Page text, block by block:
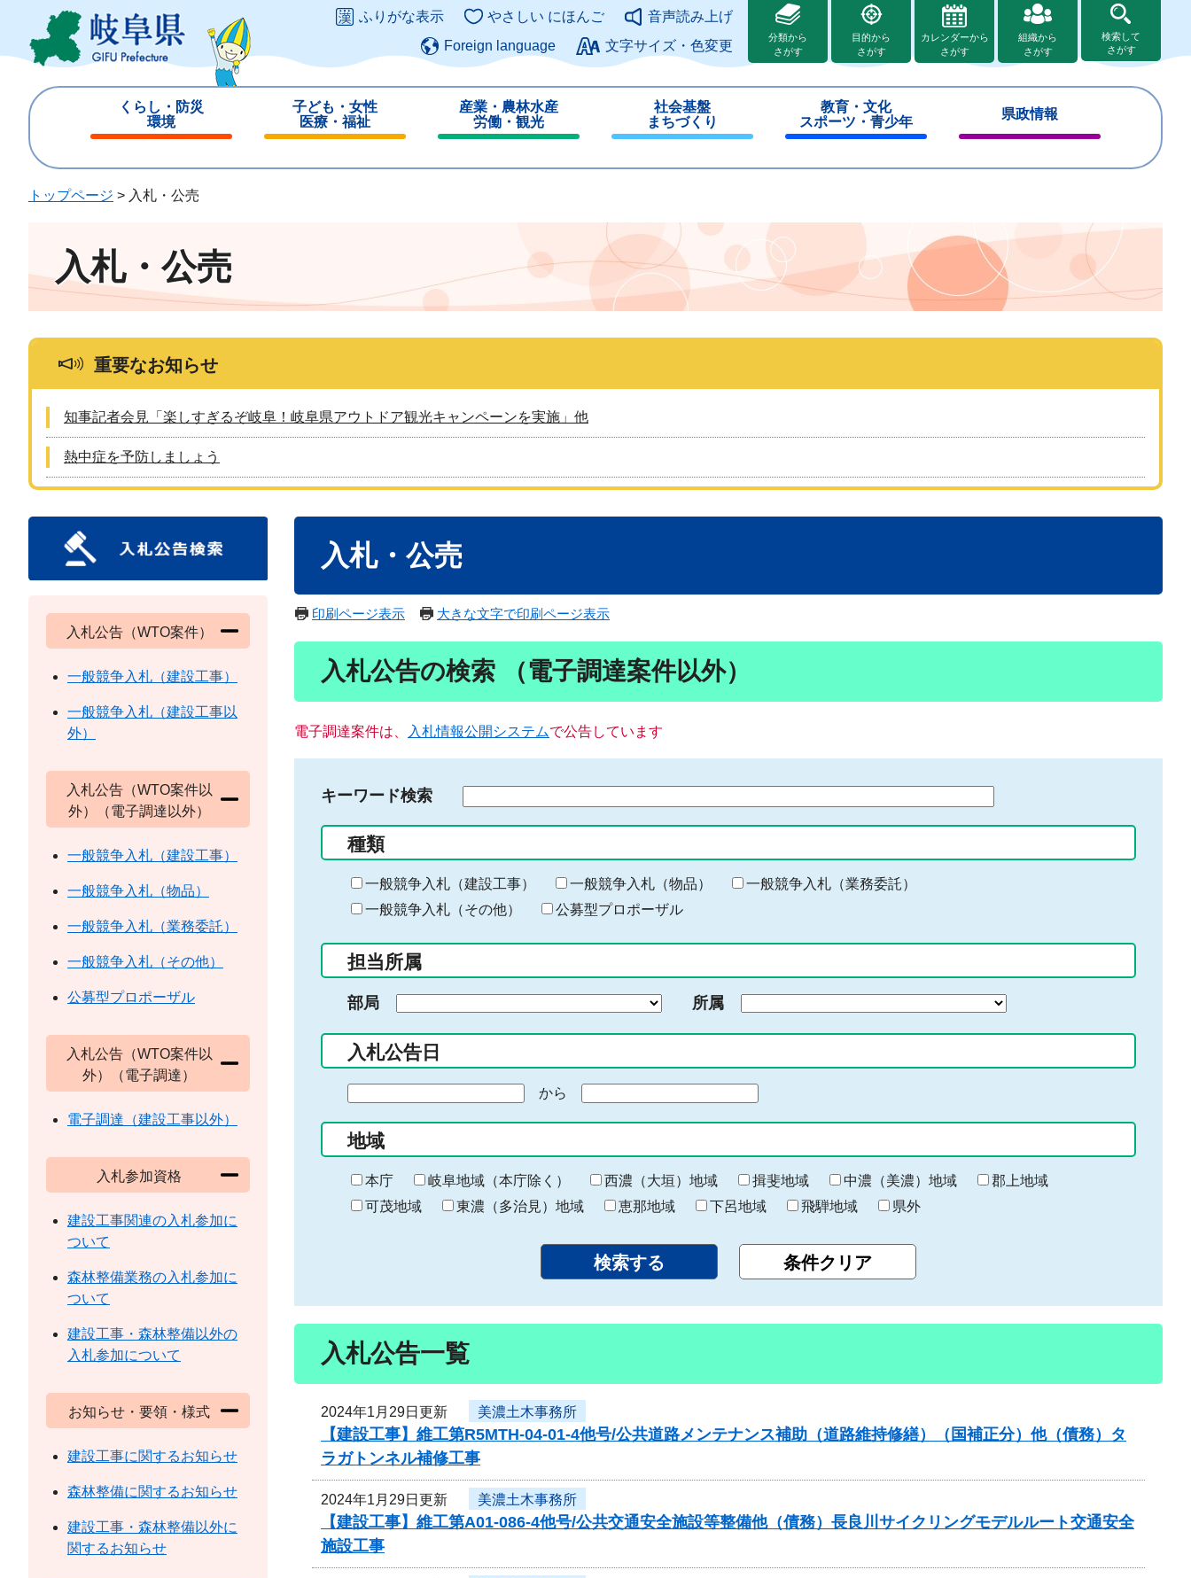
ジ
ュ
このページの本文へ
ふりがな表示 やさしい にほんご
音声読み上げ
Foreign language
文字サイズ・色変更
分類から
さがす
目的から
さがす
カレンダーから
さがす
組織から
さがす
検索して
さがす
くらし・防災
環境
じ
子ども・女性
医療・福祉
じ
産業・農林水産
労働・観光
じ
社会基盤
まちづくり
じ
教育・文化
スポーツ・青少年
じ
県政情報
じ
トップページ > 入札・公売
入札・公売
重要なお知らせ
知事記者会見「楽しすぎるぞ岐阜！岐阜県アウトドア観光キャンペーンを実施」他
熱中症を予防しましょう
入札・公売
印刷ページ表示 大きな文字で印刷ページ表示
入札公告の検索 （電子調達案件以外）
電子調達案件は、 入札情報公開システムで公告しています
キーワード検索
る
キ
ー
ー
入
力
種類
一般競争入札（建設工事） 一般競争入札（物品）
一般競争入札（業務委託）
一般競争入札（その他）
公募型プロポーザル
担当所属
部局 所属
入札公告日
の
始
ま
り
から
終
わ
り
地域
本庁 岐阜地域（本庁除く） 西濃（大垣）地域 揖斐地域 中濃（美濃）地域
郡上地域
可茂地域
東濃（多治見）地域 恵那地域 下呂地域 飛騨地域 県外
入札公告一覧
2024年1月29日更新 美濃土木事務所
【建設工事】維工第R5MTH-04-01-4他号/公共道路メンテナンス補助（道路維持修繕）（国補正分）他（債務）タ
ラガトンネル補修工事
2024年1月29日更新 美濃土木事務所
【建設工事】維工第A01-086-4他号/公共交通安全施設等整備他（債務）長良川サイクリングモデルルート交通安全
施設工事
入札公告（WTO案件）
一般競争入札（建設工事）
一般競争入札（建設工事以
外）
入札公告（WTO案件以
外）（電子調達以外）
一般競争入札（建設工事）
一般競争入札（物品）
一般競争入札（業務委託）
一般競争入札（その他）
公募型プロポーザル
入札公告（WTO案件以
外）（電子調達）
電子調達（建設工事以外）
入札参加資格
建設工事関連の入札参加に
ついて
森林整備業務の入札参加に
ついて
建設工事・森林整備以外の
入札参加について
お知らせ・要領・様式
建設工事に関するお知らせ
森林整備に関するお知らせ
建設工事・森林整備以外に
関するお知らせ